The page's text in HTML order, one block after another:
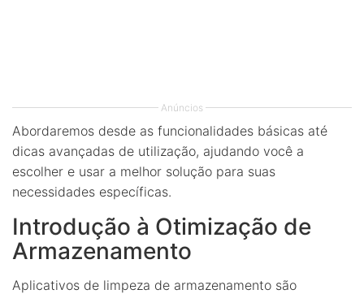
Anúncios
Abordaremos desde as funcionalidades básicas até
dicas avançadas de utilização, ajudando você a
escolher e usar a melhor solução para suas
necessidades específicas.
Introdução à Otimização de
Armazenamento
Aplicativos de limpeza de armazenamento são